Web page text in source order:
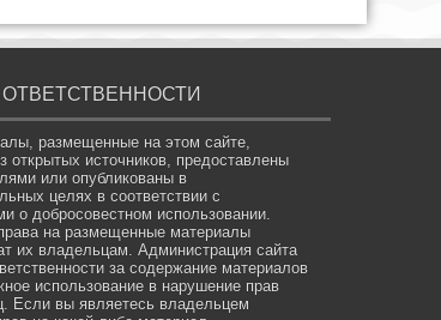
ОТВЕТСТВЕННОСТИ
размещенные на этом сайте,
открытых источников, предоставлены
или опубликованы в
целях в соответствии с
о добросовестном использовании.
на размещенные материалы
их владельцам. Администрация сайта
за содержание материалов
использование в нарушение прав
Если вы являетесь владельцем